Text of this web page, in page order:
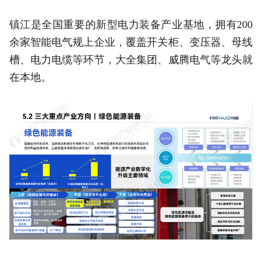
镇江是全国重要的新型电力装备产业基地，拥有200
余家智能电气规上企业，覆盖开关柜、变压器、母线
槽、电力电缆等环节，大全集团、威腾电气等龙头就
在本地。